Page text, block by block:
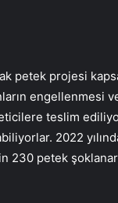
petek projesi
engellenmesi ve
teslim
2022
230 petek